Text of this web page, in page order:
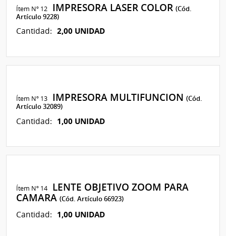
Ítem Nº 12 IMPRESORA LASER COLOR(Cód.
Artículo 9228)
Cantidad: 2,00 UNIDAD
Ítem Nº 13 IMPRESORA MULTIFUNCION(Cód.
Artículo 32089)
Cantidad: 1,00 UNIDAD
Ítem Nº 14
LENTE OBJETIVO ZOOM PARA
CAMARA(Cód. Artículo 66923)
Cantidad: 1,00 UNIDAD